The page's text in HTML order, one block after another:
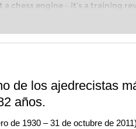
a chess engine – it’s a training
first steps into the world of
and with a more
de los ajedrecistas
años.
de 1930 – 31 de octubre de